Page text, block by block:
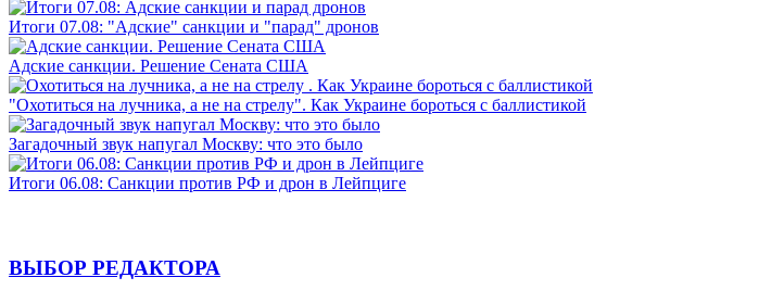
Итоги 07.08: "Адские" санкции и "парад" дронов
Адские санкции. Решение Сената США
"Охотиться на лучника, а не на стрелу". Как Украине бороться с баллистикой
Загадочный звук напугал Москву: что это было
Итоги 06.08: Санкции против РФ и дрон в Лейпциге
ВЫБОР РЕДАКТОРА